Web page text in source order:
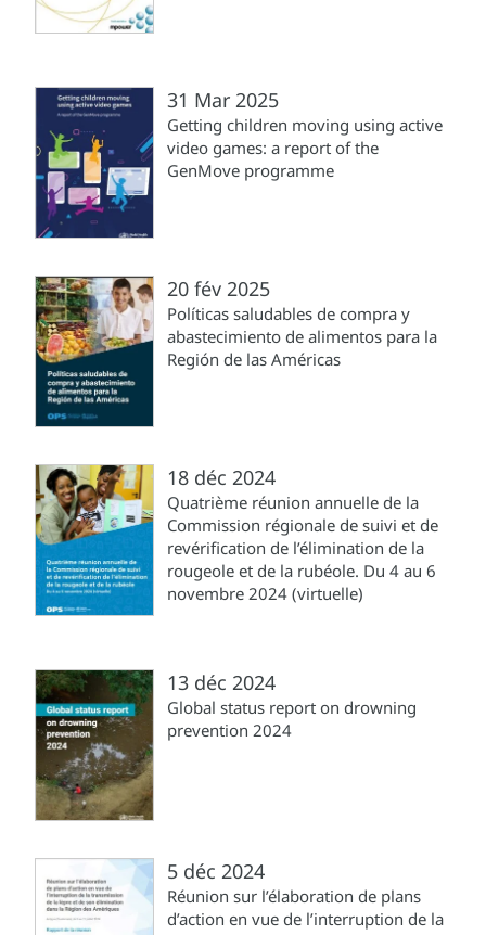
31 Mar 2025
Getting children moving using active
video games: a report of the
GenMove programme
20 fév 2025
Políticas saludables de compra y
abastecimiento de alimentos para la
Región de las Américas
18 déc 2024
Quatrième réunion annuelle de la
Commission régionale de suivi et de
revérification de l’élimination de la
rougeole et de la rubéole. Du 4 au 6
novembre 2024 (virtuelle)
13 déc 2024
Global status report on drowning
prevention 2024
5 déc 2024
Réunion sur l’élaboration de plans
d’action en vue de l’interruption de la